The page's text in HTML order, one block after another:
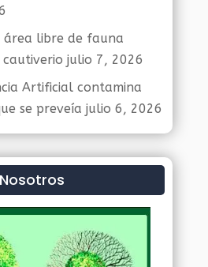
área libre de fauna
julio 7, 2026
Artificial contamina
se preveía julio 6, 2026